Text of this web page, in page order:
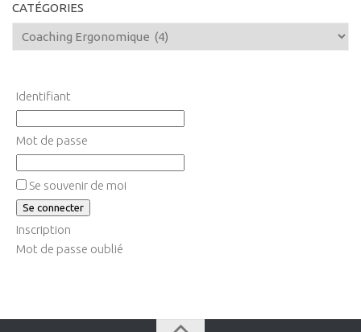
CATÉGORIES
Identifiant
Mot de passe
Se souvenir de moi
Inscription
Mot de passe oublié